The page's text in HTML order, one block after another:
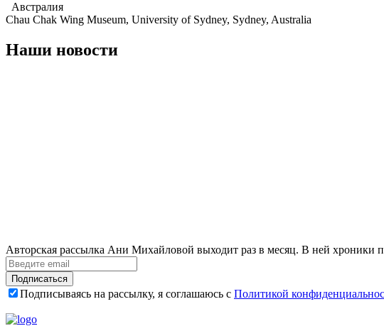
Австралия
Chau Chak Wing Museum, University of Sydney, Sydney, Australia
Наши новости
Авторская рассылка Ани Михайловой выходит раз в месяц. В ней хроники
Подписаться
Подписываясь на рассылку, я соглашаюсь с Политикой